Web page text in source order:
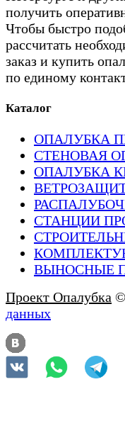
получить
Чтобы быстро
рассчитать
заказ и купить
по единому
Каталог
ОПАЛУБКА
СТЕНОВАЯ
ОПАЛУБКА
СТАНЦИИ
ВЫНОСНЫЕ
Проект Опалубка
данных